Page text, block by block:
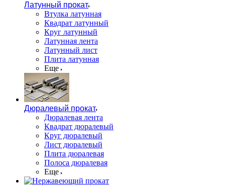
Латунный прокат
Втулка латунная
Квадрат латунный
Круг латунный
Латунная лента
Латунный лист
Плита латунная
Еще
Дюралевый прокат
Дюралевая лента
Квадрат дюралевый
Круг дюралевый
Лист дюралевый
Плита дюралевая
Полоса дюралевая
Еще